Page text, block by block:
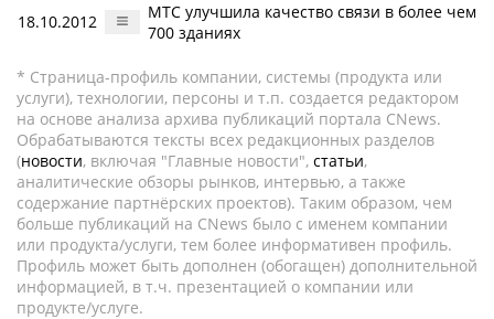
18.10.2012
МТС улучшила качество связи в более чем
700 зданиях
* Страница-профиль компании, системы (продукта или
услуги), технологии, персоны и т.п. создается редактором
на основе анализа архива публикаций портала CNews.
Обрабатываются тексты всех редакционных разделов
(новости, включая "Главные новости", статьи,
аналитические обзоры рынков, интервью, а также
содержание партнёрских проектов). Таким образом, чем
больше публикаций на CNews было с именем компании
или продукта/услуги, тем более информативен профиль.
Профиль может быть дополнен (обогащен) дополнительной
информацией, в т.ч. презентацией о компании или
продукте/услуге.